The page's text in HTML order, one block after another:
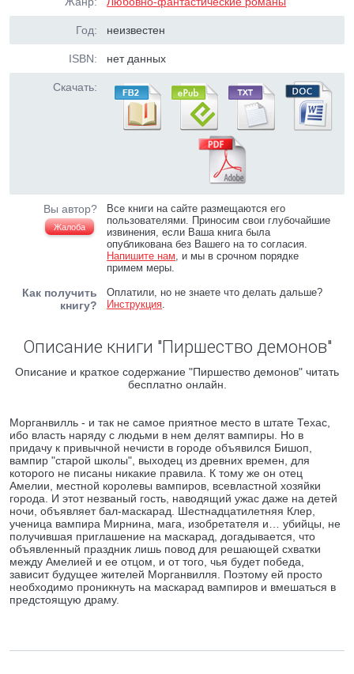
Год: неизвестен
ISBN: нет данных
Скачать:
Вы автор?
Жалоба
Все книги на сайте размещаются его
пользователями. Приносим свои глубочайшие
извинения, если Ваша книга была
опубликована без Вашего на то согласия.
Напишите нам, и мы в срочном порядке
примем меры.
Как получить
книгу?
Оплатили, но не знаете что делать дальше?
Инструкция.
Описание книги "Пиршество демонов"
Описание и краткое содержание "Пиршество демонов" читать
бесплатно онлайн.
Морганвилль - и так не самое приятное место в штате Техас,
ибо власть наряду с людьми в нем делят вампиры. Но в
придачу к привычной нечисти в городе объявился Бишоп,
вампир "старой школы", выходец из древних времен, для
которого не писаны никакие правила. К тому же он отец
Амелии, местной королевы вампиров, всевластной хозяйки
города. И этот незваный гость, наводящий ужас даже на детей
ночи, объявляет бал-маскарад. Шестнадцатилетняя Клер,
ученица вампира Мирнина, мага, изобретателя и… убийцы, не
получившая приглашение на маскарад, догадывается, что
объявленный праздник лишь повод для решающей схватки
между Амелией и ее отцом, и от того, чья будет победа,
зависит будущее жителей Морганвилля. Поэтому ей просто
необходимо проникнуть на маскарад вампиров и вмешаться в
предстоящую драму.